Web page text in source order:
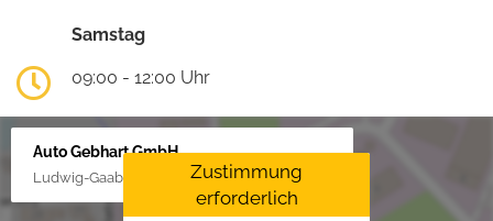
Samstag
09:00 - 12:00 Uhr
Auto Gebhart GmbH
Ludwig-Gaab-Str. 4, 88427 Bad Schussenried
Zustimmung
erforderlich